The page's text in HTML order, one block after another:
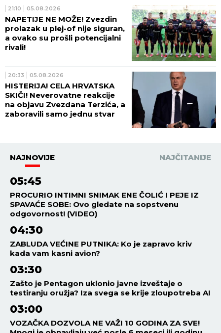
21:10 05.08.2026
NAPETIJE NE MOŽE! Zvezdin
prolazak u plej-of nije siguran,
a ovako su prošli potencijalni
rivali!
20:33 05.08.2026
HISTERIJA! CELA HRVATSKA
SKIČI! Neverovatne reakcije
na objavu Zvezdana Terzića, a
zaboravili samo jednu stvar
NAJNOVIJE NAJČITANIJE
05:45
PROCURIO INTIMNI SNIMAK ENE ČOLIĆ I PEJE IZ
SPAVAĆE SOBE: Ovo gledate na sopstvenu
odgovornost! (VIDEO)
04:30
ZABLUDA VEĆINE PUTNIKA: Ko je zapravo kriv
kada vam kasni avion?
03:30
Zašto je Pentagon uklonio javne izveštaje o
testiranju oružja? Iza svega se krije zloupotreba AI
03:00
VOZAČKA DOZVOLA NE VAŽI 10 GODINA ZA SVE!